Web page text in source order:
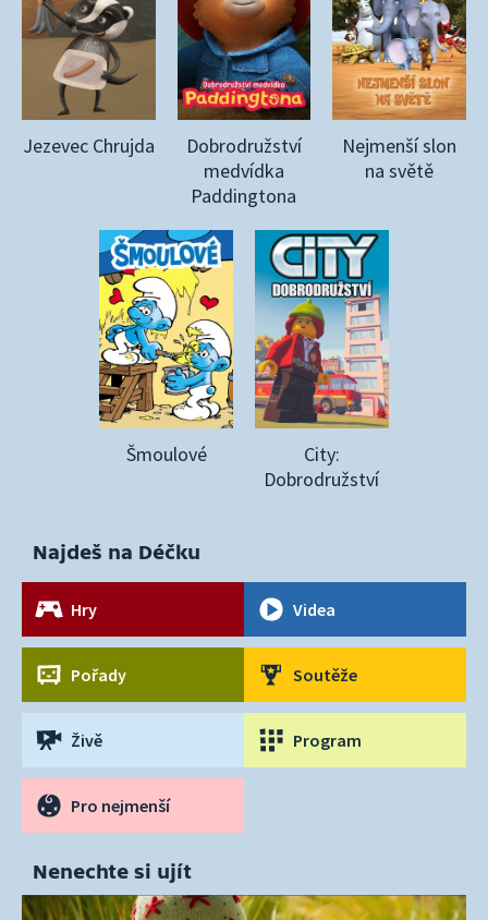
Jezevec Chrujda
Dobrodružství
medvídka
Paddingtona
Nejmenší slon
na světě
Šmoulové
City:
Dobrodružství
Najdeš na Déčku
Hry Videa
Pořady Soutěže
Živě Program
Pro nejmenší
Nenechte si ujít